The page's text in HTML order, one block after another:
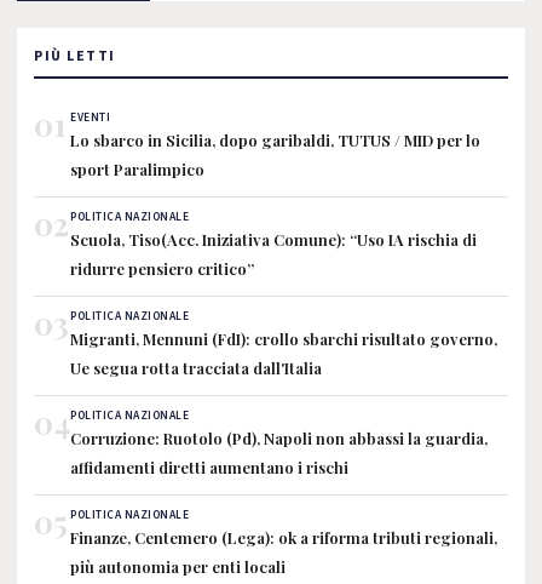
PIÙ LETTI
01 EVENTI
Lo sbarco in Sicilia, dopo garibaldi, TUTUS / MID per lo
sport Paralimpico
02POLITICA NAZIONALE
Scuola, Tiso(Acc. Iniziativa Comune): “Uso IA rischia di
ridurre pensiero critico”
03POLITICA NAZIONALE
Migranti, Mennuni (FdI): crollo sbarchi risultato governo,
Ue segua rotta tracciata dall'Italia
04POLITICA NAZIONALE
Corruzione: Ruotolo (Pd), Napoli non abbassi la guardia,
affidamenti diretti aumentano i rischi
05 POLITICA NAZIONALE
Finanze, Centemero (Lega): ok a riforma tributi regionali,
più autonomia per enti locali